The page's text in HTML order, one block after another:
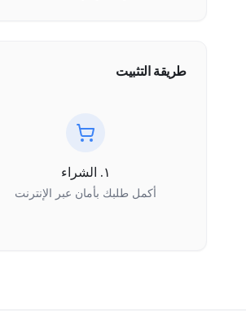
طريقة التثبيت
١. الشراء
أكمل طلبك بأمان عبر الإنترنت